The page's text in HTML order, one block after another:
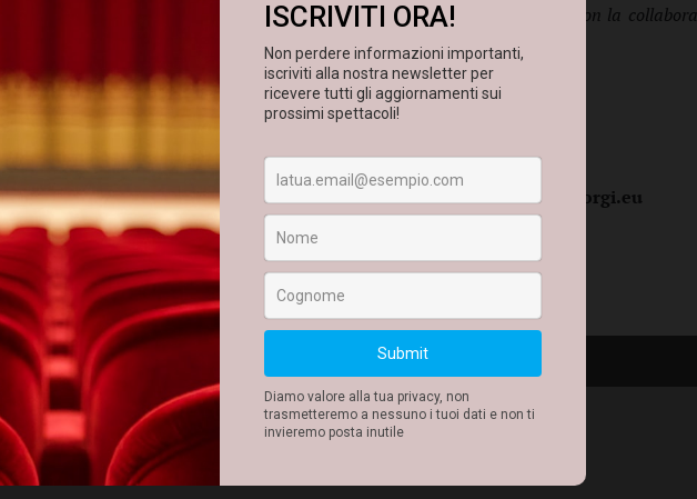
con il sostegno del Ministero della Cultura e della Regione Puglia e con la
Cesario di Lecce (LE) - 17 luglio 2025
–teatro@astragali.org www.astragali.it–www.distilleriadegiorgi.eu
Cesario di Lecce, Lecce, Puglia, 73016, Italia